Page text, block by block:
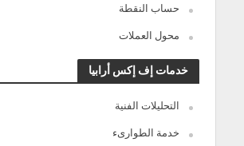
حساب النقطة
محول العملات
خدمات إف إكس أرابيا
التحليلات الفنية
خدمة الطوارىء